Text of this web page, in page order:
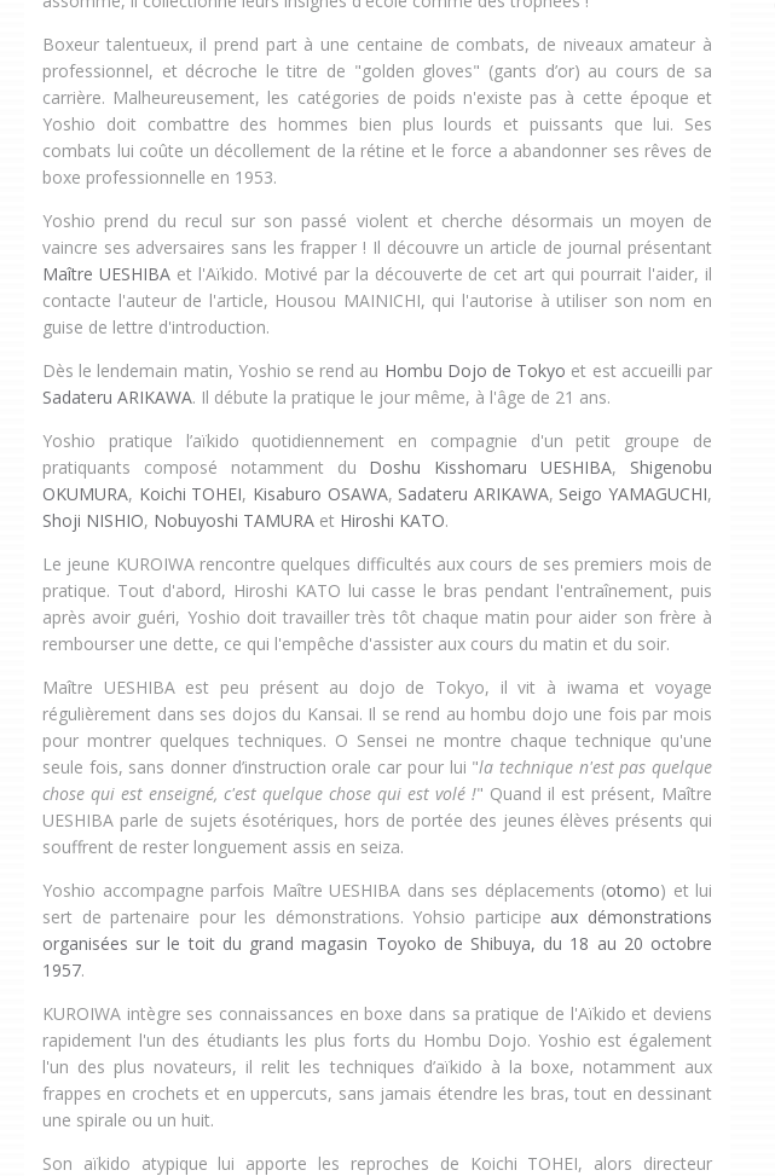
Boxeur talentueux, il prend part à une centaine de combats, de niveaux amateur à
professionnel, et décroche le titre de "golden gloves" (gants d’or) au cours de sa
carrière. Malheureusement, les catégories de poids n'existe pas à cette époque et
Yoshio doit combattre des hommes bien plus lourds et puissants que lui. Ses
combats lui coûte un décollement de la rétine et le force a abandonner ses rêves de
boxe professionnelle en 1953.
Yoshio prend du recul sur son passé violent et cherche désormais un moyen de
vaincre ses adversaires sans les frapper ! Il découvre un article de journal présentant
Maître UESHIBAet l'Aïkido. Motivé par la découverte de cet art qui pourrait l'aider, il
contacte l'auteur de l'article, Housou MAINICHI, qui l'autorise à utiliser son nom en
guise de lettre d'introduction.
Dès le lendemain matin, Yoshio se rend au Hombu Dojo de Tokyo et est accueilli par
Sadateru ARIKAWA. Il débute la pratique le jour même, à l'âge de 21 ans.
Yoshio pratique l’aïkido quotidiennement en compagnie d'un petit groupe de
pratiquants composé notamment du Doshu Kisshomaru UESHIBA, Shigenobu
OKUMURA, Koichi TOHEI, Kisaburo OSAWA, Sadateru ARIKAWA, Seigo YAMAGUCHI,
Shoji NISHIO, Nobuyoshi TAMURA et Hiroshi KATO.
Le jeune KUROIWA rencontre quelques difficultés aux cours de ses premiers mois de
pratique. Tout d'abord, Hiroshi KATO lui casse le bras pendant l'entraînement, puis
après avoir guéri, Yoshio doit travailler très tôt chaque matin pour aider son frère à
rembourser une dette, ce qui l'empêche d'assister aux cours du matin et du soir.
Maître UESHIBA est peu présent au dojo de Tokyo, il vit à iwama et voyage
régulièrement dans ses dojos du Kansai. Il se rend au hombu dojo une fois par mois
pour montrer quelques techniques. O Sensei ne montre chaque technique qu'une
seule fois, sans donner d’instruction orale car pour lui "la technique n'est pas quelque
chose qui est enseigné, c'est quelque chose qui est volé !" Quand il est présent, Maître
UESHIBA parle de sujets ésotériques, hors de portée des jeunes élèves présents qui
souffrent de rester longuement assis en seiza.
Yoshio accompagne parfois Maître UESHIBA dans ses déplacements (otomo) et lui
sert de partenaire pour les démonstrations. Yohsio participe aux démonstrations
organisées sur le toit du grand magasin Toyoko de Shibuya, du 18 au 20 octobre
1957.
KUROIWA intègre ses connaissances en boxe dans sa pratique de l'Aïkido et deviens
rapidement l'un des étudiants les plus forts du Hombu Dojo. Yoshio est également
l'un des plus novateurs, il relit les techniques d’aïkido à la boxe, notamment aux
frappes en crochets et en uppercuts, sans jamais étendre les bras, tout en dessinant
une spirale ou un huit.
Son aïkido atypique lui apporte les reproches de Koichi TOHEI, alors directeur